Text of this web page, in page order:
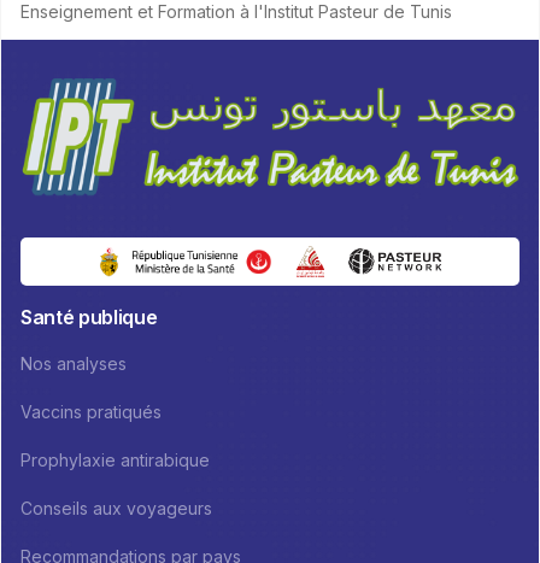
Enseignement et Formation à l'Institut Pasteur de Tunis
Santé publique
Nos analyses
Vaccins pratiqués
Prophylaxie antirabique
Conseils aux voyageurs
Recommandations par pays